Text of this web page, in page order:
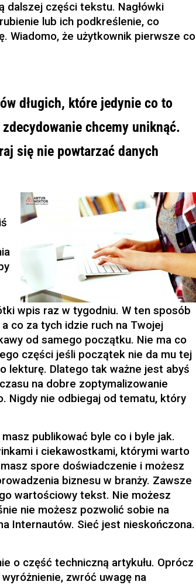
dalszej części tekstu. Nagłówki
lub ich podkreślenie, co
Wiadomo, że użytkownik pierwsze co
długich, które jedynie co to
chcemy uniknąć.
się nie powtarzać danych
wpis raz w tygodniu. W ten sposób
co za tych idzie ruch na Twojej
od samego początku. Nie ma co
części jeśli początek nie da mu tej
lekturę. Dlatego tak ważne jest abyś
na dobre zoptymalizowanie
Nigdy nie odbiegaj od tematu, który
publikować byle co i byle jak.
i ciekawostkami, którymi warto
spore doświadczenie i możesz
biznesu w branży. Zawsze
wartościowy tekst. Nie możesz
nie możesz pozwolić sobie na
Internautów. Sieć jest nieskończona.
o część techniczną artykułu. Oprócz
zwróć uwagę na